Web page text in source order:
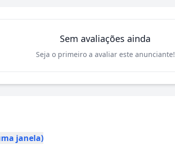
Sem avaliações ainda
Seja o primeiro a avaliar este anunciante!
janela)